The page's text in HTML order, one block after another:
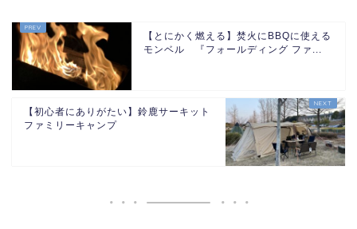
【とにかく燃える】焚火にBBQに使える
モンベル 『フォールディング ファ...
【初心者にありがたい】鈴鹿サーキット
ファミリーキャンプ